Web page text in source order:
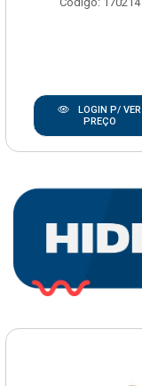
LOGIN P/ VER
PREÇO